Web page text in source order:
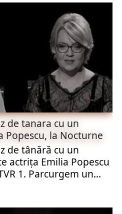
de tanara cu un
Popescu, la Nocturne
de tânără cu un
actriţa Emilia Popescu
1. Parcurgem un...